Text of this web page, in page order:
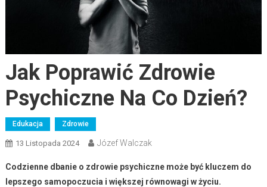
Jak Poprawić Zdrowie
Psychiczne Na Co Dzień?
Edukacja Zdrowie
13 Listopada 2024 Józef Walczak
Codzienne dbanie o zdrowie psychiczne może być kluczem do
lepszego samopoczucia i większej równowagi w życiu.